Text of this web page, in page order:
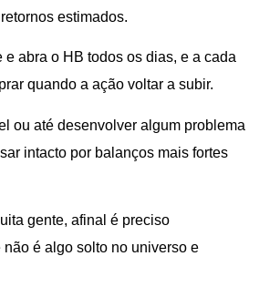
estimados.
abra o HB todos os dias, e a cada
quando a ação voltar a subir.
ou até desenvolver algum problema
intacto por balanços mais fortes
gente, afinal é preciso
é algo solto no universo e